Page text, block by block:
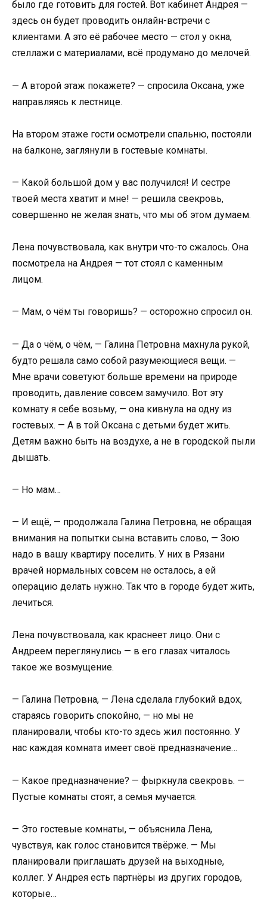
было где готовить для гостей. Вот кабинет Андрея —
здесь он будет проводить онлайн-встречи с
клиентами. А это её рабочее место — стол у окна,
стеллажи с материалами, всё продумано до мелочей.
— А второй этаж покажете? — спросила Оксана, уже
направляясь к лестнице.
На втором этаже гости осмотрели спальню, постояли
на балконе, заглянули в гостевые комнаты.
— Какой большой дом у вас получился! И сестре
твоей места хватит и мне! — решила свекровь,
совершенно не желая знать, что мы об этом думаем.
Лена почувствовала, как внутри что-то сжалось. Она
посмотрела на Андрея — тот стоял с каменным
лицом.
— Мам, о чём ты говоришь? — осторожно спросил он.
— Да о чём, о чём, — Галина Петровна махнула рукой,
будто решала само собой разумеющиеся вещи. —
Мне врачи советуют больше времени на природе
проводить, давление совсем замучило. Вот эту
комнату я себе возьму, — она кивнула на одну из
гостевых. — А в той Оксана с детьми будет жить.
Детям важно быть на воздухе, а не в городской пыли
дышать.
— Но мам…
— И ещё, — продолжала Галина Петровна, не обращая
внимания на попытки сына вставить слово, — Зою
надо в вашу квартиру поселить. У них в Рязани
врачей нормальных совсем не осталось, а ей
операцию делать нужно. Так что в городе будет жить,
лечиться.
Лена почувствовала, как краснеет лицо. Они с
Андреем переглянулись — в его глазах читалось
такое же возмущение.
— Галина Петровна, — Лена сделала глубокий вдох,
стараясь говорить спокойно, — но мы не
планировали, чтобы кто-то здесь жил постоянно. У
нас каждая комната имеет своё предназначение…
— Какое предназначение? — фыркнула свекровь. —
Пустые комнаты стоят, а семья мучается.
— Это гостевые комнаты, — объяснила Лена,
чувствуя, как голос становится твёрже. — Мы
планировали приглашать друзей на выходные,
коллег. У Андрея есть партнёры из других городов,
которые…